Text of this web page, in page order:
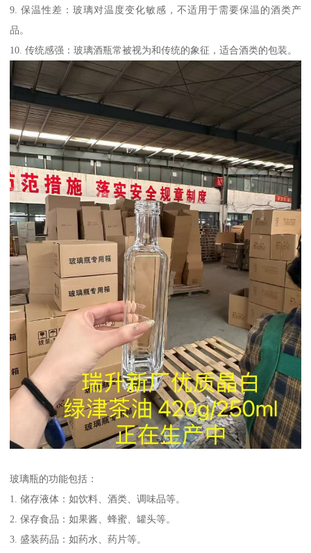
9. 保温性差：玻璃对温度变化敏感，不适用于需要保温的酒类产
品。
10. 传统感强：玻璃酒瓶常被视为和传统的象征，适合酒类的包装。
玻璃瓶的功能包括：
1. 储存液体：如饮料、酒类、调味品等。
2. 保存食品：如果酱、蜂蜜、罐头等。
3. 盛装药品：如药水、药片等。